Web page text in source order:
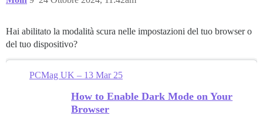
Hai abilitato la modalità scura nelle impostazioni del tuo browser o
del tuo dispositivo?
PCMag UK – 13 Mar 25
How to Enable Dark Mode on Your
Browser